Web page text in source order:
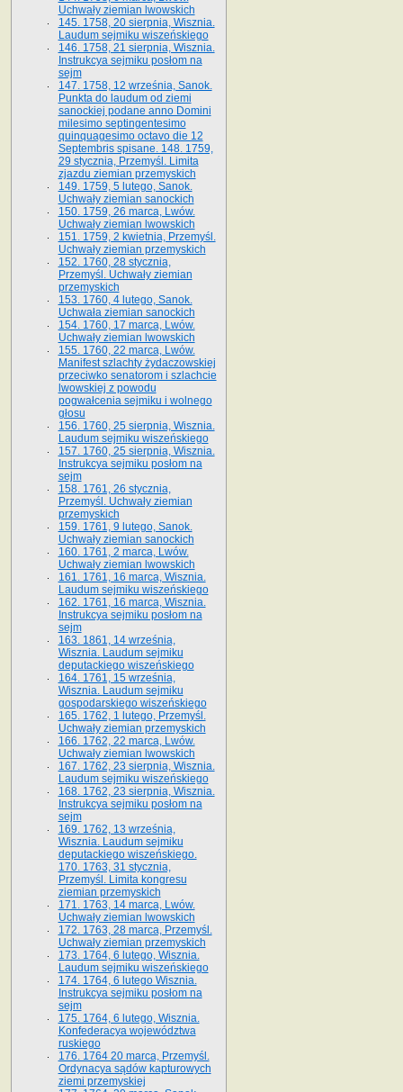
Uchwały ziemian lwowskich
145. 1758, 20 sierpnia, Wisznia.
Laudum sejmiku wiszeńskiego
146. 1758, 21 sierpnia, Wisznia.
Instrukcya sejmiku posłom na
sejm
147. 1758, 12 września, Sanok.
Punkta do laudum od ziemi
sanockiej podane anno Domini
milesimo septingentesimo
quinquagesimo octavo die 12
Septembris spisane. 148. 1759,
29 stycznia, Przemyśl. Limita
zjazdu ziemian przemyskich
149. 1759, 5 lutego, Sanok.
Uchwały ziemian sanockich
150. 1759, 26 marca, Lwów.
Uchwały ziemian lwowskich
151. 1759, 2 kwietnia, Przemyśl.
Uchwały ziemian przemyskich
152. 1760, 28 stycznia,
Przemyśl. Uchwały ziemian
przemyskich
153. 1760, 4 lutego, Sanok.
Uchwała ziemian sanockich
154. 1760, 17 marca, Lwów.
Uchwały ziemian lwowskich
155. 1760, 22 marca, Lwów.
Manifest szlachty żydaczowskiej
przeciwko senatorom i szlachcie
lwowskiej z po­wodu
pogwałcenia sejmiku i wolnego
głosu
156. 1760, 25 sierpnia, Wisznia.
Laudum sejmiku wiszeńskiego
157. 1760, 25 sierpnia, Wisznia.
Instrukcya sejmiku posłom na
sejm
158. 1761, 26 stycznia,
Przemyśl. Uchwały ziemian
przemyskich
159. 1761, 9 lutego, Sanok.
Uchwały ziemian sanockich
160. 1761, 2 marca, Lwów.
Uchwały ziemian lwowskich
161. 1761, 16 marca, Wisznia.
Laudum sejmiku wiszeńskiego
162. 1761, 16 marca, Wisznia.
Instrukcya sejmiku posłom na
sejm
163. 1861, 14 września,
Wisznia. Laudum sejmiku
deputackiego wiszeńskiego
164. 1761, 15 września,
Wisznia. Laudum sejmiku
gospodarskiego wiszeńskiego
165. 1762, 1 lutego, Przemyśl.
Uchwały ziemian przemyskich
166. 1762, 22 marca, Lwów.
Uchwały ziemian lwowskich
167. 1762, 23 sierpnia, Wisznia.
Laudum sejmiku wiszeńskiego
168. 1762, 23 sierpnia, Wisznia.
Instrukcya sejmiku posłom na
sejm
169. 1762, 13 września,
Wisznia. Laudum sejmiku
deputackiego wiszeńskiego.
170. 1763, 31 stycznia,
Przemyśl. Limita kongresu
ziemian przemyskich
171. 1763, 14 marca, Lwów.
Uchwały ziemian lwowskich
172. 1763, 28 marca, Przemyśl.
Uchwały ziemian przemyskich
173. 1764, 6 lutego, Wisznia.
Laudum sejmiku wiszeńskiego
174. 1764, 6 lutego Wisznia.
Instrukcya sejmiku posłom na
sejm
175. 1764, 6 lutego, Wisznia.
Konfederacya województwa
ruskiego
176. 1764 20 marca, Przemyśl.
Ordynacya sądów kapturowych
ziemi przemyskiej